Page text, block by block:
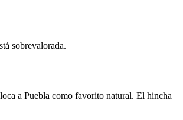
sobrevalorada.
a Puebla como favorito natural. El hincha